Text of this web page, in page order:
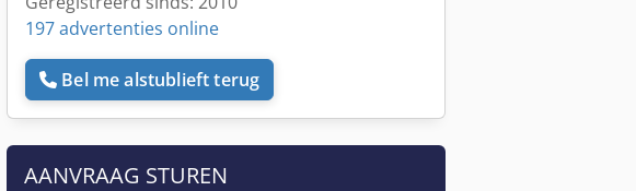
197 advertenties online
Bel me alstublieft terug
AANVRAAG STUREN